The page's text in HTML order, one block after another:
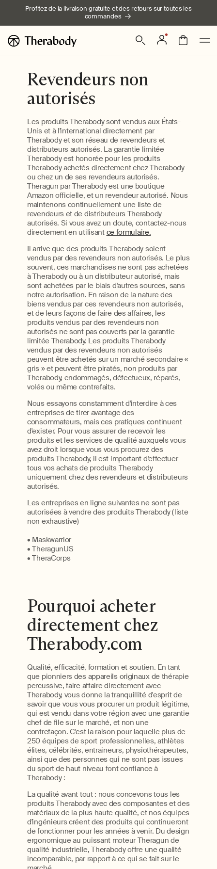
passer au
Profitez de la livraison gratuite et des retours sur toutes les
commandes
Connexion Panier
Revendeurs non
autorisés
Les produits Therabody sont vendus aux États-
Unis et à l'international directement par
Therabody et son réseau de revendeurs et
distributeurs autorisés. La garantie limitée
Therabody est honorée pour les produits
Therabody achetés directement chez Therabody
ou chez un de ses revendeurs autorisés.
Theragun par Therabody est une boutique
Amazon officielle, et un revendeur autorisé. Nous
maintenons continuellement une liste de
revendeurs et de distributeurs Therabody
autorisés. Si vous avez un doute, contactez-nous
directement en utilisant ce formulaire.
Il arrive que des produits Therabody soient
vendus par des revendeurs non autorisés. Le plus
souvent, ces marchandises ne sont pas achetées
à Therabody ou à un distributeur autorisé, mais
sont achetées par le biais d'autres sources, sans
notre autorisation. En raison de la nature des
biens vendus par ces revendeurs non autorisés,
et de leurs façons de faire des affaires, les
produits vendus par des revendeurs non
autorisés ne sont pas couverts par la garantie
limitée Therabody. Les produits Therabody
vendus par des revendeurs non autorisés
peuvent être achetés sur un marché secondaire «
gris » et peuvent être piratés, non produits par
Therabody, endommagés, défectueux, réparés,
volés ou même contrefaits.
Nous essayons constamment d'interdire à ces
entreprises de tirer avantage des
consommateurs, mais ces pratiques continuent
d'exister. Pour vous assurer de recevoir les
produits et les services de qualité auxquels vous
avez droit lorsque vous vous procurez des
produits Therabody, il est important d'effectuer
tous vos achats de produits Therabody
uniquement chez des revendeurs et distributeurs
autorisés.
Les entreprises en ligne suivantes ne sont pas
autorisées à vendre des produits Therabody (liste
non exhaustive)
• Maskwarrior
• TheragunUS
• TheraCorps
Pourquoi acheter
directement chez
Therabody.com
Qualité, efficacité, formation et soutien. En tant
que pionniers des appareils originaux de thérapie
percussive, faire affaire directement avec
Therabody, vous donne la tranquillité d'esprit de
savoir que vous vous procurer un produit légitime,
qui est vendu dans votre région avec une garantie
chef de file sur le marché, et non une
contrefaçon. C'est la raison pour laquelle plus de
250 équipes de sport professionnelles, athlètes
élites, célébrités, entraineurs, physiothérapeutes,
ainsi que des personnes qui ne sont pas issues
du sport de haut niveau font confiance à
Therabody :
La qualité avant tout : nous concevons tous les
produits Therabody avec des composantes et des
matériaux de la plus haute qualité, et nos équipes
d'ingénieurs créent des produits qui continueront
de fonctionner pour les années à venir. Du design
ergonomique au puissant moteur Theragun de
qualité industrielle, Therabody offre une qualité
incomparable, par rapport à ce qui se fait sur le